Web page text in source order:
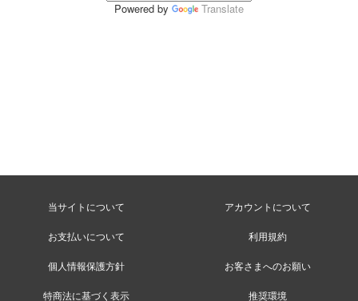
Powered by Translate
当サイトについて アカウントについて
お支払いについて 利用規約
個人情報保護方針 お客さまへのお願い
特商法に基づく表示 推奨環境